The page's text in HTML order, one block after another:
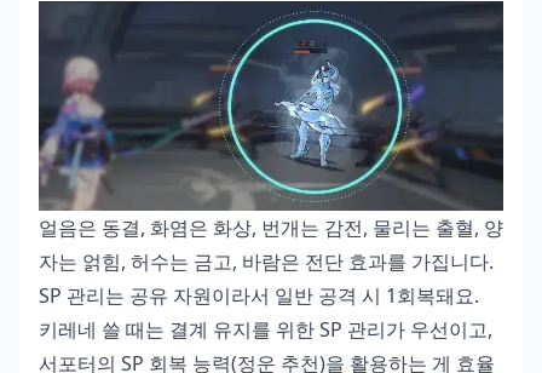
얼음은 동결, 화염은 화상, 번개는 감전, 물리는 출혈, 양
자는 얽힘, 허수는 금고, 바람은 전단 효과를 가집니다.
SP 관리는 공유 자원이라서 일반 공격 시 1회복돼요.
키레네 쓸 때는 결계 유지를 위한 SP 관리가 우선이고,
서포터의 SP 회복 능력(정운 추천)을 활용하는 게 효율